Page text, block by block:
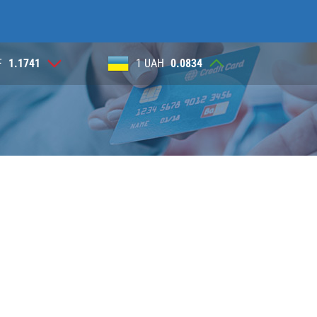
0.0834 1 USD 3.7324